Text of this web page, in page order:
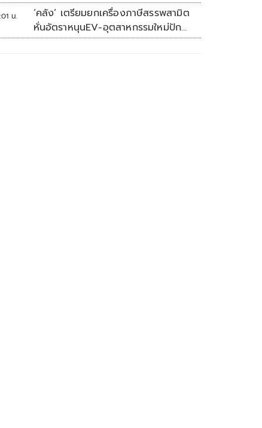
น.
‘คลัง’ เตรียมยกเครื่องภาษีสรรพสามิต
หั่นอัตราหนุนEV-อุตสาหกรรมใหม่ปัก
หมุดไทย